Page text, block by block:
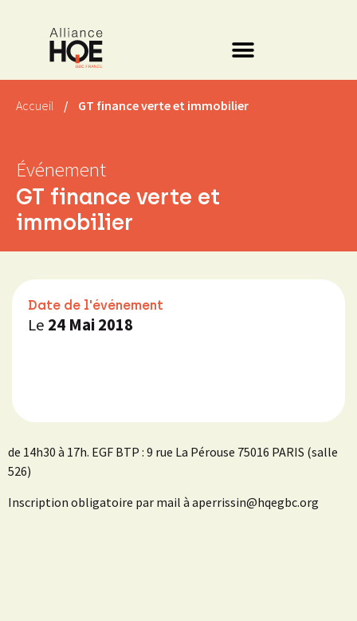
Accueil / GT finance verte et immobilier
Événement
GT finance verte et
immobilier
de 14h30 à 17h. EGF BTP : 9 rue La Pérouse 75016 PARIS (salle
526)
Inscription obligatoire par mail à aperrissin@hqegbc.org
Date de l'événement
Le 24 Mai 2018